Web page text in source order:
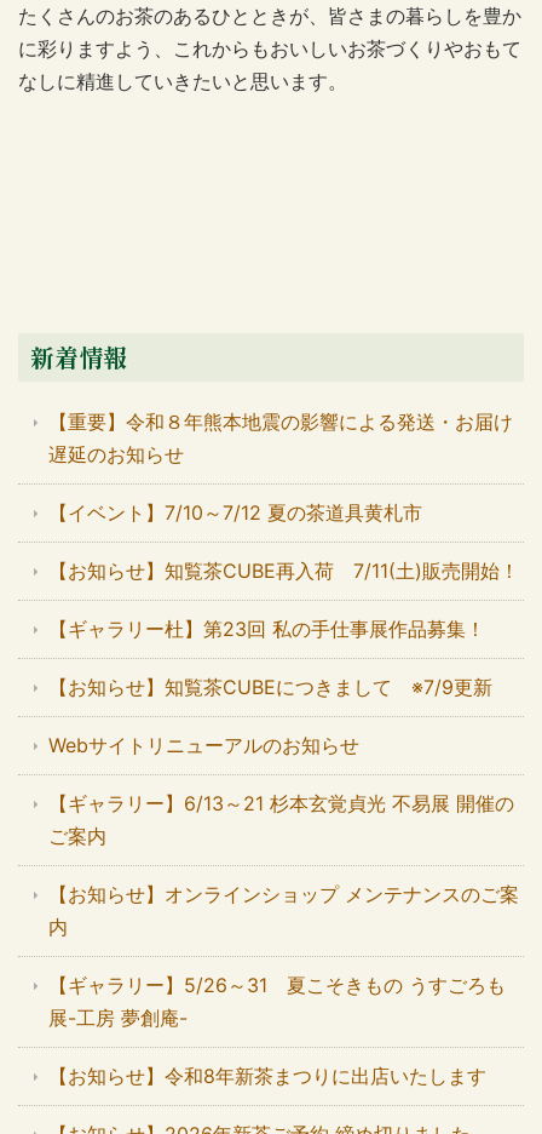
たくさんのお茶のあるひとときが、皆さまの暮らしを豊か
に彩りますよう、これからもおいしいお茶づくりやおもて
なしに精進していきたいと思います。
新着情報
【重要】令和８年熊本地震の影響による発送・お届け
遅延のお知らせ
【イベント】7/10～7/12 夏の茶道具黄札市
【お知らせ】知覧茶CUBE再入荷 7/11(土)販売開始！
【ギャラリー杜】第23回 私の手仕事展作品募集！
【お知らせ】知覧茶CUBEにつきまして ※7/9更新
Webサイトリニューアルのお知らせ
【ギャラリー】6/13～21 杉本玄覚貞光 不易展 開催の
ご案内
【お知らせ】オンラインショップ メンテナンスのご案
内
【ギャラリー】5/26～31 夏こそきもの うすごろも
展-工房 夢創庵-
【お知らせ】令和8年新茶まつりに出店いたします